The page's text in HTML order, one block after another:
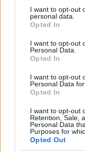
I want to opt-out
personal data.
Opted In
I want to opt-out
Personal Data.
Opted In
I want to opt-out
Personal Data
Opted In
I want to opt-out
Retention, Sale,
Personal Data
Purposes for
Opted Out
accettabilità
— non si sa a
tanta fatica, il
in toto l’agenda di
Sorvolando su
dovrebbe essere